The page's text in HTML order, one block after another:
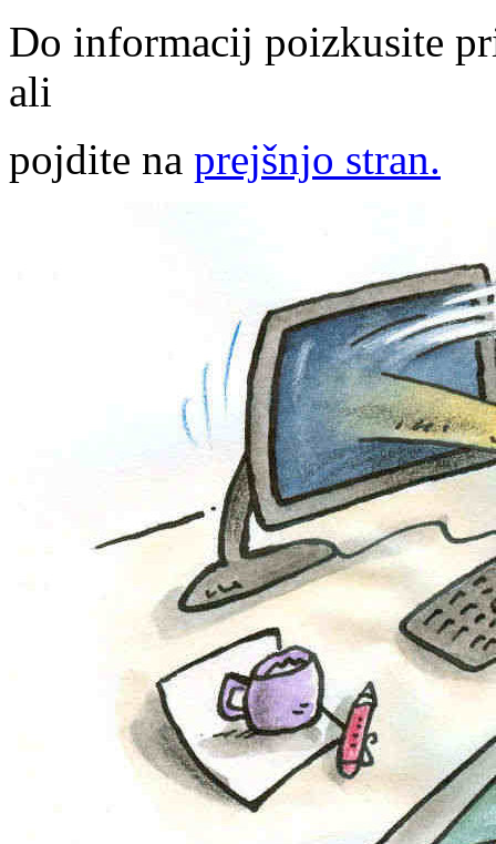
Do informacij poizkusite
ali
pojdite na prejšnjo stran.